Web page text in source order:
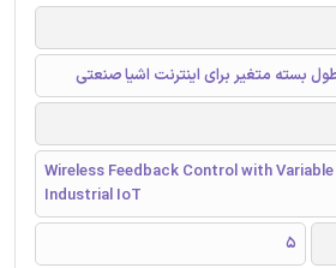
بسته متغیر برای اینترنت اشیا صنعتی
Wireless Feedback Control with
Industrial IoT
5